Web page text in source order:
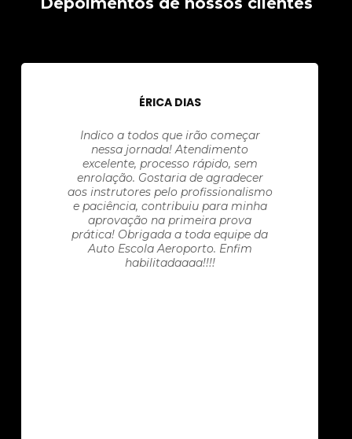
ÉRICA DIAS
Indico a todos que irão começar
nessa jornada! Atendimento
excelente, processo rápido, sem
enrolação. Gostaria de agradecer
aos instrutores pelo profissionalismo
e paciência, contribuiu para minha
aprovação na primeira prova
prática! Obrigada a toda equipe da
Auto Escola Aeroporto. Enfim
habilitadaaaa!!!!